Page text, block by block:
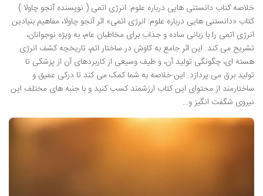
خلاصه کتاب دانستنی هایی درباره علوم: انرژی اتمی ( نویسنده آنجو چاولا )
کتاب «دانستنی هایی درباره علوم: انرژی اتمی» اثر آنجو چاولا، مفاهیم بنیادین
انرژی اتمی را با زبانی ساده و جذاب برای مخاطبان عام، به ویژه نوجوانان،
تشریح می کند. این اثر جامع به کاوش در ساختار اتم، تاریخچه کشف انرژی
هسته ای، چگونگی تولید آن، و طیف وسیعی از کاربردهای آن از پزشکی تا
تولید برق می پردازد. این خلاصه به شما کمک می کند تا درکی عمیق و
ساختارمند از محتوای این کتاب ارزشمند کسب کنید و با جنبه های مختلف این
نیروی شگفت انگیز و…